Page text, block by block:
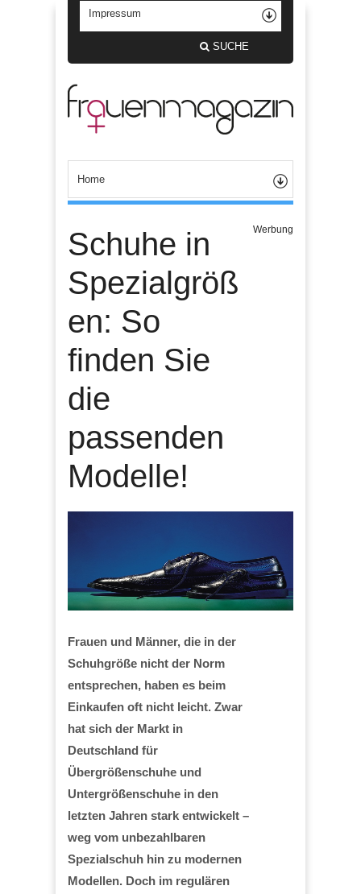
SUCHE
Schuhe in
Spezialgröß
en: So
finden Sie
die
passenden
Modelle!
Werbung
Frauen und Männer, die in der
Schuhgröße nicht der Norm
entsprechen, haben es beim
Einkaufen oft nicht leicht. Zwar
hat sich der Markt in
Deutschland für
Übergrößenschuhe und
Untergrößenschuhe in den
letzten Jahren stark entwickelt –
weg vom unbezahlbaren
Spezialschuh hin zu modernen
Modellen. Doch im regulären